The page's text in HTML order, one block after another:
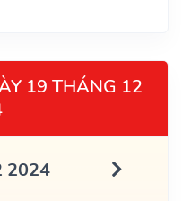
19 THÁNG 12
2024